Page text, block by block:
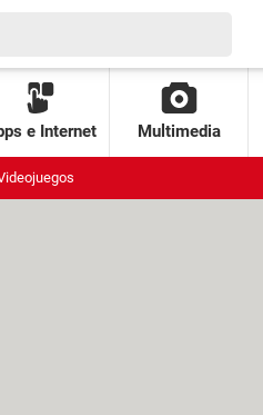
e Internet Multimedia